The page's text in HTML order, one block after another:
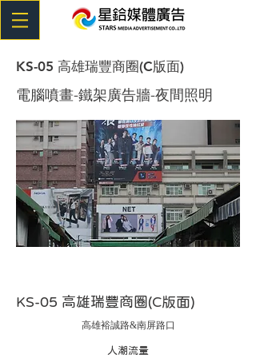
KS-05 高雄瑞豐商圈(C版面)
電腦噴畫-鐵架廣告牆-夜間照明
KS-05 高雄瑞豐商圈(C版面)
高雄裕誠路&南屏路口
​人潮流量